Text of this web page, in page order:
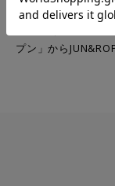
プン」から